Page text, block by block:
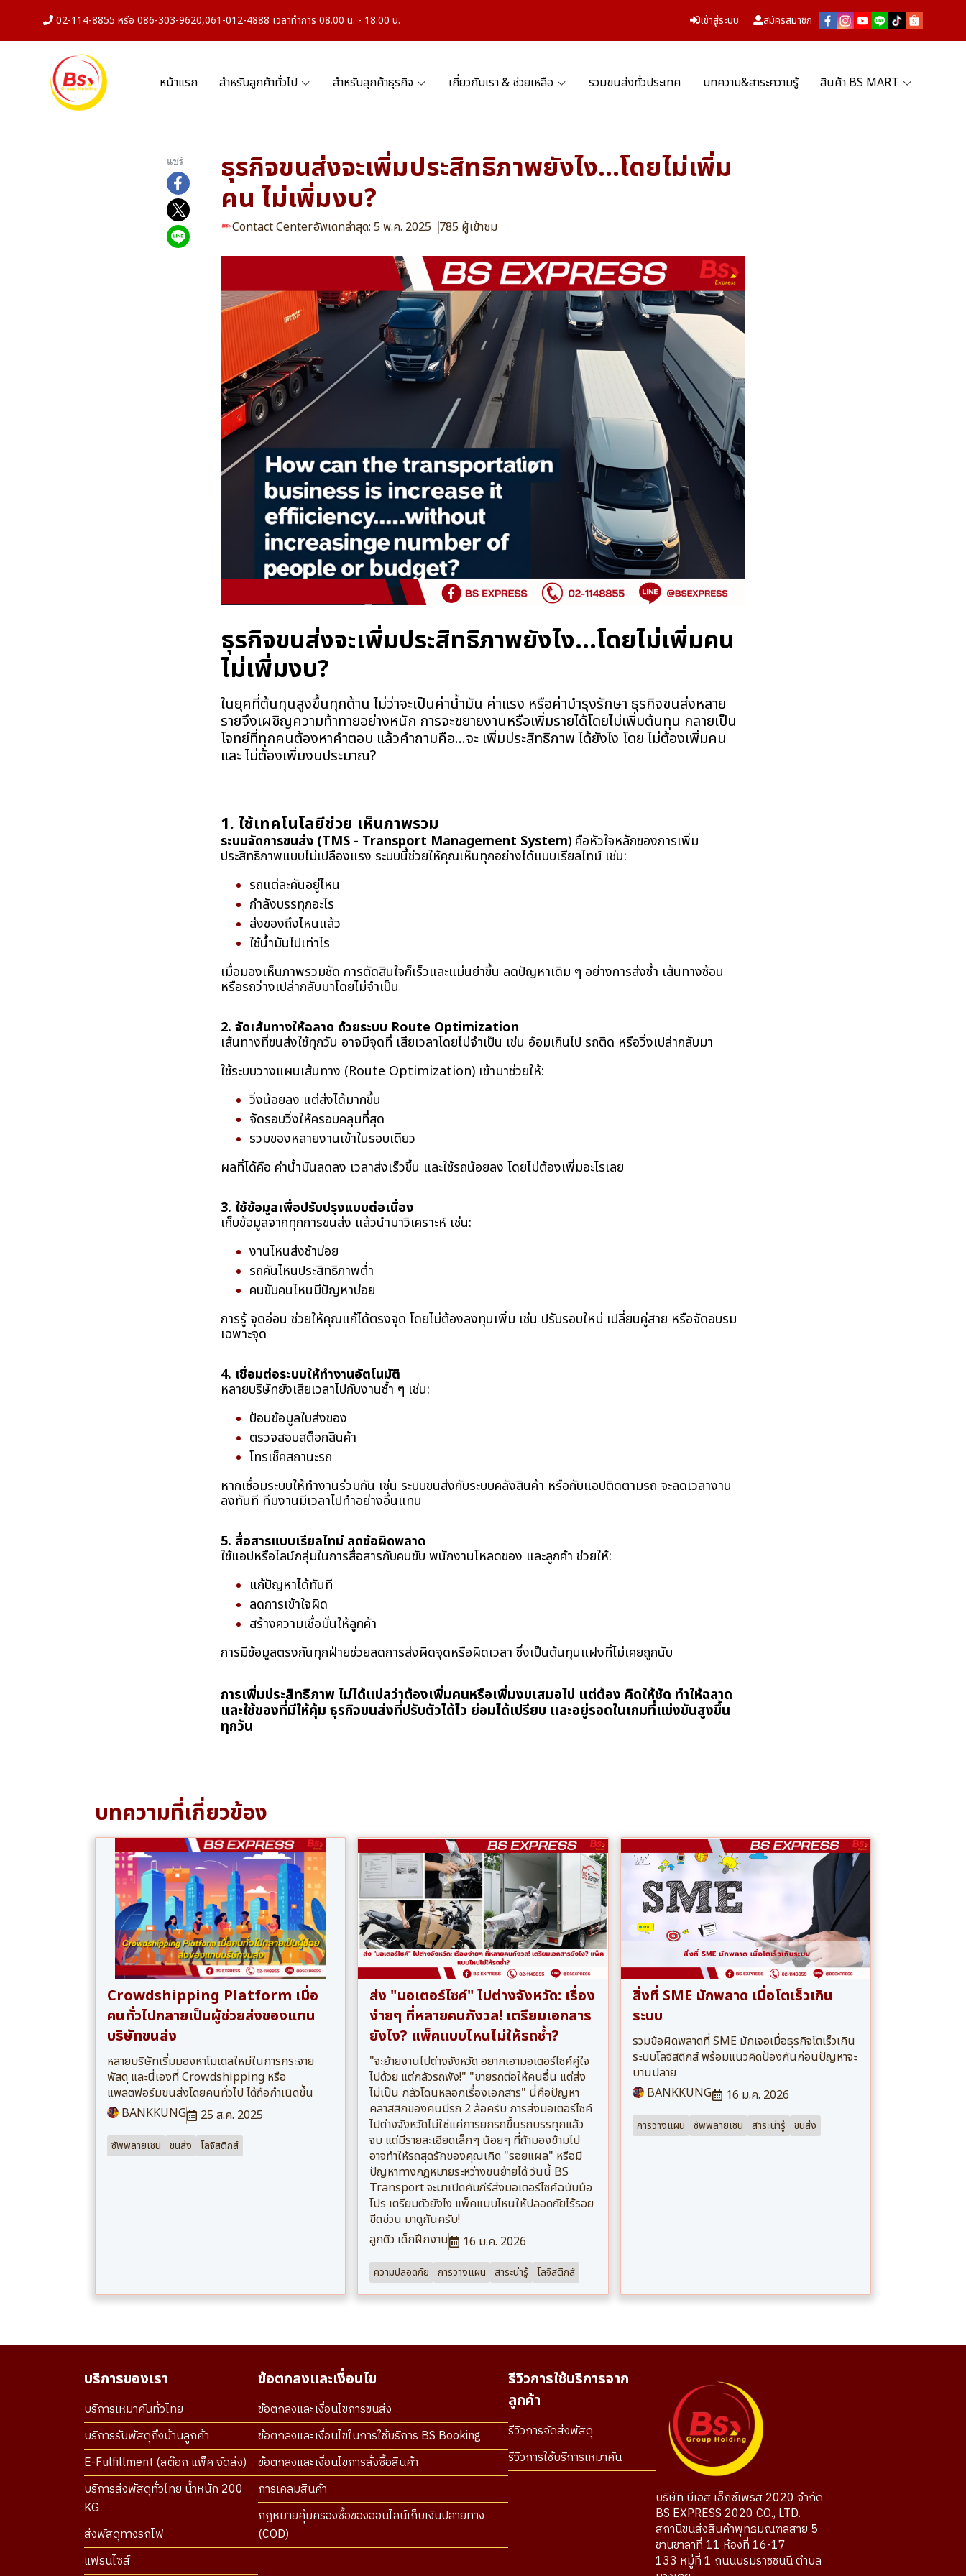
02-114-8855 หรือ 086-303-9620,061-012-4888 เวลาทำการ 08.00 น. - 18.00 น. เข้าสู่ระบบ สมัครสมาชิก
หน้าแรก สำหรับลูกค้าทั่วไป สำหรับลุกค้าธุรกิจ เกี่ยวกับเรา & ช่วยเหลือ รวมขนส่งทั่วประเทศ บทความ&สาระความรู้ สินค้า BS MART
แชร์ ธุรกิจขนส่งจะเพิ่มประสิทธิภาพยังไง...โดยไม่เพิ่ม
คน ไม่เพิ่มงบ?
Contact Centerอัพเดทล่าสุด: 5 พ.ค. 2025 785 ผู้เข้าชม
ธุรกิจขนส่งจะเพิ่มประสิทธิภาพยังไง...โดยไม่เพิ่มคน
ไม่เพิ่มงบ?
ในยุคที่ต้นทุนสูงขึ้นทุกด้าน ไม่ว่าจะเป็นค่าน้ำมัน ค่าแรง หรือค่าบำรุงรักษา ธุรกิจขนส่งหลาย
รายจึงเผชิญความท้าทายอย่างหนัก การจะขยายงานหรือเพิ่มรายได้โดยไม่เพิ่มต้นทุน กลายเป็น
โจทย์ที่ทุกคนต้องหาคำตอบ แล้วคำถามคือ...จะ เพิ่มประสิทธิภาพ ได้ยังไง โดย ไม่ต้องเพิ่มคน
และ ไม่ต้องเพิ่มงบประมาณ?
1. ใช้เทคโนโลยีช่วย เห็นภาพรวม
ระบบจัดการขนส่ง (TMS - Transport Management System) คือหัวใจหลักของการเพิ่ม
ประสิทธิภาพแบบไม่เปลืองแรง ระบบนี้ช่วยให้คุณเห็นทุกอย่างได้แบบเรียลไทม์ เช่น:
รถแต่ละคันอยู่ไหน
กำลังบรรทุกอะไร
ส่งของถึงไหนแล้ว
ใช้น้ำมันไปเท่าไร
เมื่อมองเห็นภาพรวมชัด การตัดสินใจก็เร็วและแม่นยำขึ้น ลดปัญหาเดิม ๆ อย่างการส่งซ้ำ เส้นทางซ้อน
หรือรถว่างเปล่ากลับมาโดยไม่จำเป็น
2. จัดเส้นทางให้ฉลาด ด้วยระบบ Route Optimization
เส้นทางที่ขนส่งใช้ทุกวัน อาจมีจุดที่ เสียเวลาโดยไม่จำเป็น เช่น อ้อมเกินไป รถติด หรือวิ่งเปล่ากลับมา
ใช้ระบบวางแผนเส้นทาง (Route Optimization) เข้ามาช่วยให้:
วิ่งน้อยลง แต่ส่งได้มากขึ้น
จัดรอบวิ่งให้ครอบคลุมที่สุด
รวมของหลายงานเข้าในรอบเดียว
ผลที่ได้คือ ค่าน้ำมันลดลง เวลาส่งเร็วขึ้น และใช้รถน้อยลง โดยไม่ต้องเพิ่มอะไรเลย
3. ใช้ข้อมูลเพื่อปรับปรุงแบบต่อเนื่อง
เก็บข้อมูลจากทุกการขนส่ง แล้วนำมาวิเคราะห์ เช่น:
งานไหนส่งช้าบ่อย
รถคันไหนประสิทธิภาพต่ำ
คนขับคนไหนมีปัญหาบ่อย
การรู้ จุดอ่อน ช่วยให้คุณแก้ได้ตรงจุด โดยไม่ต้องลงทุนเพิ่ม เช่น ปรับรอบใหม่ เปลี่ยนคู่สาย หรือจัดอบรม
เฉพาะจุด
4. เชื่อมต่อระบบให้ทำงานอัตโนมัติ
หลายบริษัทยังเสียเวลาไปกับงานซ้ำ ๆ เช่น:
ป้อนข้อมูลใบส่งของ
ตรวจสอบสต็อกสินค้า
โทรเช็คสถานะรถ
หากเชื่อมระบบให้ทำงานร่วมกัน เช่น ระบบขนส่งกับระบบคลังสินค้า หรือกับแอปติดตามรถ จะลดเวลางาน
ลงทันที ทีมงานมีเวลาไปทำอย่างอื่นแทน
5. สื่อสารแบบเรียลไทม์ ลดข้อผิดพลาด
ใช้แอปหรือไลน์กลุ่มในการสื่อสารกับคนขับ พนักงานโหลดของ และลูกค้า ช่วยให้:
แก้ปัญหาได้ทันที
ลดการเข้าใจผิด
สร้างความเชื่อมั่นให้ลูกค้า
การมีข้อมูลตรงกันทุกฝ่ายช่วยลดการส่งผิดจุดหรือผิดเวลา ซึ่งเป็นต้นทุนแฝงที่ไม่เคยถูกนับ
การเพิ่มประสิทธิภาพ ไม่ได้แปลว่าต้องเพิ่มคนหรือเพิ่มงบเสมอไป แต่ต้อง คิดให้ชัด ทำให้ฉลาด
และใช้ของที่มีให้คุ้ม ธุรกิจขนส่งที่ปรับตัวได้ไว ย่อมได้เปรียบ และอยู่รอดในเกมที่แข่งขันสูงขึ้น
ทุกวัน
บทความที่เกี่ยวข้อง
Crowdshipping Platform เมื่อ
คนทั่วไปกลายเป็นผู้ช่วยส่งของแทน
บริษัทขนส่ง
หลายบริษัทเริ่มมองหาโมเดลใหม่ในการกระจาย
พัสดุ และนี่เองที่ Crowdshipping หรือ
แพลตฟอร์มขนส่งโดยคนทั่วไป ได้ถือกำเนิดขึ้น
BANKKUNG
25 ส.ค. 2025
ซัพพลายเชน ขนส่ง โลจิสติกส์
ส่ง "มอเตอร์ไซค์" ไปต่างจังหวัด: เรื่อง
ง่ายๆ ที่หลายคนกังวล! เตรียมเอกสาร
ยังไง? แพ็คแบบไหนไม่ให้รถช้ำ?
"จะย้ายงานไปต่างจังหวัด อยากเอามอเตอร์ไซค์คู่ใจ
ไปด้วย แต่กลัวรถพัง!" "ขายรถต่อให้คนอื่น แต่ส่ง
ไม่เป็น กลัวโดนหลอกเรื่องเอกสาร" นี่คือปัญหา
คลาสสิกของคนมีรถ 2 ล้อครับ การส่งมอเตอร์ไซค์
ไปต่างจังหวัดไม่ใช่แค่การยกรถขึ้นรถบรรทุกแล้ว
จบ แต่มีรายละเอียดเล็กๆ น้อยๆ ที่ถ้ามองข้ามไป
อาจทำให้รถสุดรักของคุณเกิด "รอยแผล" หรือมี
ปัญหาทางกฎหมายระหว่างขนย้ายได้ วันนี้ BS
Transport จะมาเปิดคัมภีร์ส่งมอเตอร์ไซค์ฉบับมือ
โปร เตรียมตัวยังไง แพ็คแบบไหนให้ปลอดภัยไร้รอย
ขีดข่วน มาดูกันครับ!
ลูกดิว เด็กฝึกงาน
16 ม.ค. 2026
ความปลอดภัย การวางแผน สาระน่ารู้ โลจิสติกส์
สิ่งที่ SME มักพลาด เมื่อโตเร็วเกิน
ระบบ
รวมข้อผิดพลาดที่ SME มักเจอเมื่อธุรกิจโตเร็วเกิน
ระบบโลจิสติกส์ พร้อมแนวคิดป้องกันก่อนปัญหาจะ
บานปลาย
BANKKUNG
16 ม.ค. 2026
การวางแผน ซัพพลายเชน สาระน่ารู้ ขนส่ง
บริการของเรา
บริการเหมาคันทั่วไทย
บริการรับพัสดุถึงบ้านลูกค้า
E-Fulfillment (สต๊อก แพ็ค จัดส่ง)
บริการส่งพัสดุทั่วไทย น้ำหนัก 200
KG
ส่งพัสดุทางรถไฟ
แฟรนไซส์
ข้อตกลงและเงื่อนไข
ข้อตกลงและเงื่อนไขการขนส่ง
ข้อตกลงและเงื่อนไขในการใช้บริการ BS Booking
ข้อตกลงและเงื่อนไขการสั่งซื้อสินค้า
การเคลมสินค้า
กฎหมายคุ้มครองซื้อของออนไลน์เก็บเงินปลายทาง
(COD)
รีวิวการใช้บริการจาก
ลูกค้า
รีวิวการจัดส่งพัสดุ
รีวิวการใช้บริการเหมาคัน
บริษัท บีเอส เอ็กซ์เพรส 2020 จำกัด
BS EXPRESS 2020 CO., LTD.
สถานีขนส่งสินค้าพุทธมณฑลสาย 5
ชานชาลาที่ 11 ห้องที่ 16-17
133 หมู่ที่ 1 ถนนบรมราชชนนี ตำบล